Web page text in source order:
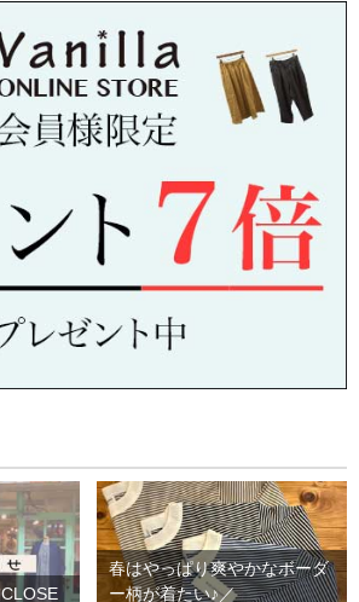
春はやっぱり爽やかなボーダ
ー柄が着たい♪／